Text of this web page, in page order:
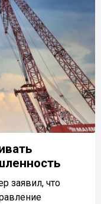
заявил, что